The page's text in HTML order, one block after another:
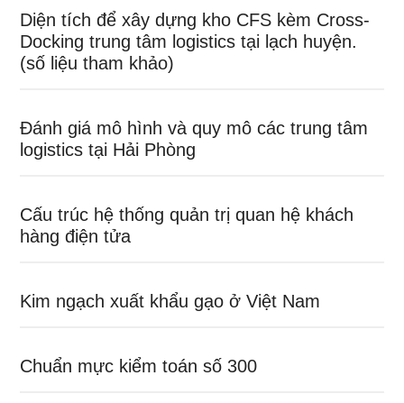
Diện tích để xây dựng kho CFS kèm Cross-
Docking trung tâm logistics tại lạch huyện.
(số liệu tham khảo)
Đánh giá mô hình và quy mô các trung tâm
logistics tại Hải Phòng
Cấu trúc hệ thống quản trị quan hệ khách
hàng điện tửa
Kim ngạch xuất khẩu gạo ở Việt Nam
Chuẩn mực kiểm toán số 300